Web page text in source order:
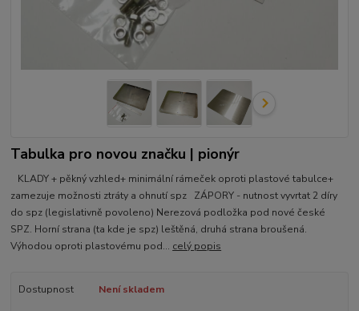
Tabulka pro novou značku | pionýr
KLADY + pěkný vzhled+ minimální rámeček oproti plastové tabulce+
zamezuje možnosti ztráty a ohnutí spz ZÁPORY - nutnost vyvrtat 2 díry
do spz (legislativně povoleno) Nerezová podložka pod nové české
SPZ. Horní strana (ta kde je spz) leštěná, druhá strana broušená.
Výhodou oproti plastovému pod... celý popis
Dostupnost Není skladem